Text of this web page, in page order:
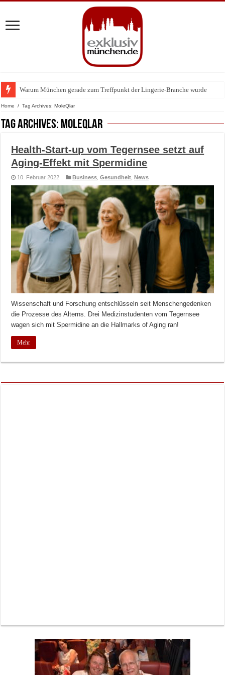
Warum München gerade zum Treffpunkt der Lingerie-Branche wurde
BMW Art Cars in München: Warum die rollenden Kunstwerke bis heute
Home / Tag Archives: MoleQlar
Tag Archives: MoleQlar
Health-Start-up vom Tegernsee setzt auf
Aging-Effekt mit Spermidine
10. Februar 2022 Business ,Gesundheit ,News
Wissenschaft und Forschung entschlüsseln seit Menschengedenken
die Prozesse des Alterns. Drei Medizinstudenten vom Tegernsee
wagen sich mit Spermidine an die Hallmarks of Aging ran!
Mehr